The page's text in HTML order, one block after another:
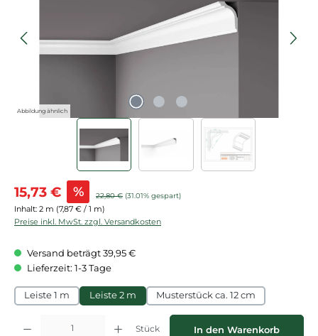
Abbildung ähnlich
Verkaufspreis:
15,73 € % Regulärer Preis:
22,80 € (31.01% gespart)
Inhalt: 2 m (7,87 € / 1 m)
Preise inkl. MwSt. zzgl. Versandkosten
Versand beträgt 39,95 €
Lieferzeit: 1-3 Tage
Leiste 1 m Leiste 2 m Musterstück ca. 12 cm
Produkt Anzahl: Gib den gewünschten Wert ein oder benutze die
Stück In den Warenkorb